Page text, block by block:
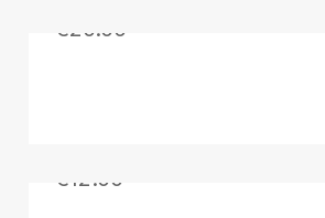
€20.00
€ 12.00